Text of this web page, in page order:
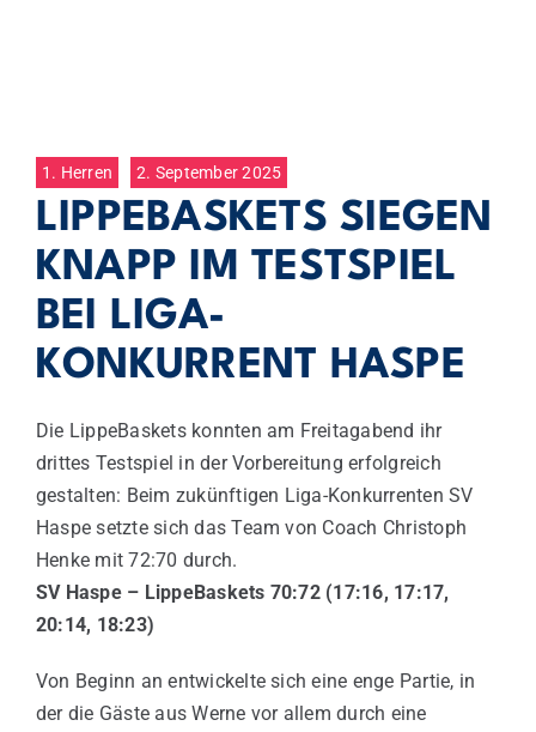
1. Herren 2. September 2025
LIPPEBASKETS SIEGEN
KNAPP IM TESTSPIEL
BEI LIGA-
KONKURRENT HASPE
Die LippeBaskets konnten am Freitagabend ihr
drittes Testspiel in der Vorbereitung erfolgreich
gestalten: Beim zukünftigen Liga-Konkurrenten SV
Haspe setzte sich das Team von Coach Christoph
Henke mit 72:70 durch.
SV Haspe – LippeBaskets 70:72 (17:16, 17:17,
20:14, 18:23)
Von Beginn an entwickelte sich eine enge Partie, in
der die Gäste aus Werne vor allem durch eine